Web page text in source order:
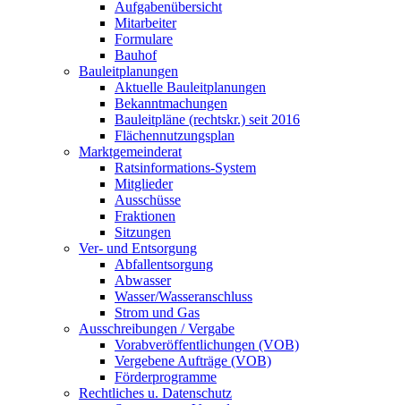
Aufgabenübersicht
Mitarbeiter
Formulare
Bauhof
Bauleitplanungen
Aktuelle Bauleitplanungen
Bekanntmachungen
Bauleitpläne (rechtskr.) seit 2016
Flächennutzungsplan
Marktgemeinderat
Ratsinformations-System
Mitglieder
Ausschüsse
Fraktionen
Sitzungen
Ver- und Entsorgung
Abfallentsorgung
Abwasser
Wasser/Wasseranschluss
Strom und Gas
Ausschreibungen / Vergabe
Vorabveröffentlichungen (VOB)
Vergebene Aufträge (VOB)
Förderprogramme
Rechtliches u. Datenschutz